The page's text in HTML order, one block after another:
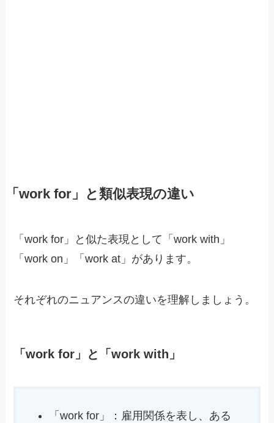
「work for」と類似表現の違い
「work for」と似た表現として「work with」
「work on」「work at」があります。
それぞれのニュアンスの違いを理解しましょう。
「work for」と「work with」
「work for」：雇用関係を表し、ある